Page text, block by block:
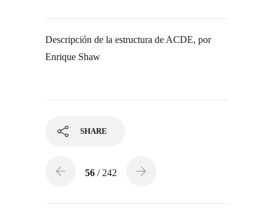
Descripción de la estructura de ACDE, por
Enrique Shaw
SHARE
56 / 242